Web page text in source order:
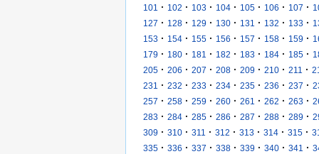
101
· 102 · 103 · 104 · 105 · 106 · 107 ·
127 · 128 · 129 · 130 · 131 · 132 · 133 ·
153 · 154 · 155 · 156 · 157 · 158 · 159 ·
179 · 180 · 181 · 182 · 183 · 184 · 185 ·
205 · 206 · 207 · 208 · 209 · 210 · 211 ·
231
· 232 · 233 · 234 · 235 · 236 · 237 ·
257 · 258 · 259 · 260 · 261 · 262 · 263 ·
283 · 284 · 285 · 286 · 287 · 288 · 289 ·
309 · 310 · 311 · 312 · 313 · 314 · 315 ·
335 · 336 · 337 · 338 · 339 · 340 · 341 ·